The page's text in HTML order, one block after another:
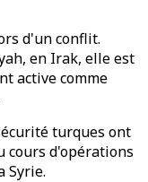
d'un conflit.
en Irak, elle est
active comme
turques ont
cours d'opérations
Syrie.